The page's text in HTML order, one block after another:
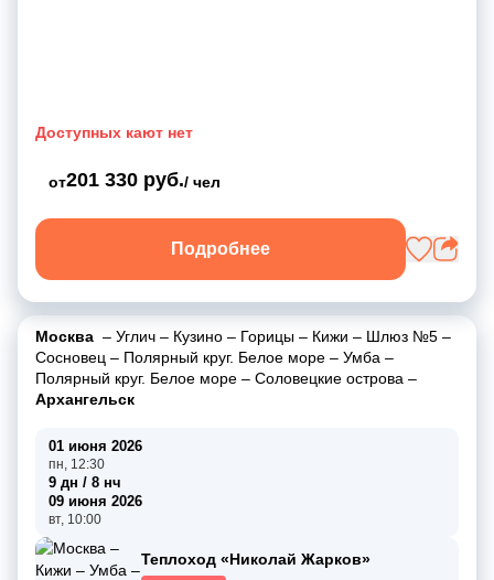
Доступных кают нет
от201 330 руб./ чел
Подробнее
Москва – Углич – Кузино – Горицы – Кижи – Шлюз №5 –
Сосновец – Полярный круг. Белое море – Умба –
Полярный круг. Белое море – Соловецкие острова –
Архангельск
01 июня 2026
пн, 12:30
9 дн / 8 нч
09 июня 2026
вт, 10:00
Теплоход «Николай Жарков»